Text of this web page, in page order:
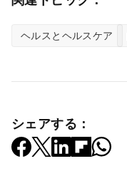
ヘルスとヘルスケア
シェアする：